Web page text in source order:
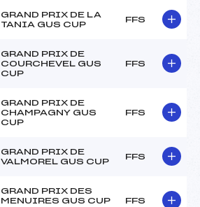
GRAND PRIX DE LA
TANIA GUS CUP
FFS
GRAND PRIX DE
COURCHEVEL GUS
CUP
FFS
GRAND PRIX DE
CHAMPAGNY GUS
CUP
FFS
GRAND PRIX DE
VALMOREL GUS CUP
FFS
GRAND PRIX DES
MENUIRES GUS CUP
FFS